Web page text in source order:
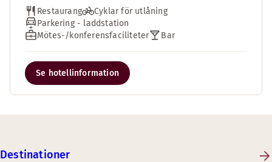
Restaurang
Cyklar för utlåning
Parkering - laddstation
Mötes-/konferensfaciliteter
Bar
Se hotellinformation
Destinationer